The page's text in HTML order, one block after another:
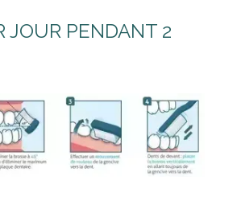
JOUR PENDANT 2